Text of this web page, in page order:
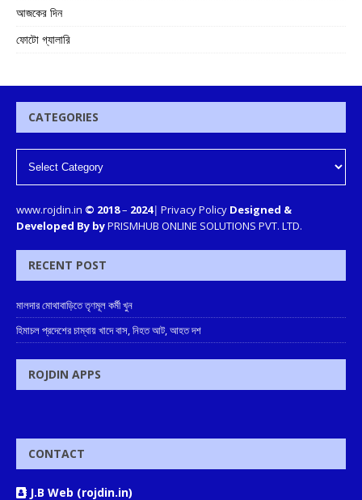
আজকের দিন
ফোটো গ্যালারি
CATEGORIES
www.rojdin.in © 2018– 2024| Privacy Policy Designed &
Developed By byPRISMHUB ONLINE SOLUTIONS PVT. LTD.
RECENT POST
মালদার মোথাবাড়িতে তৃণমূল কর্মী খুন
হিমাচল প্রদেশের চাম্বায় খাদে বাস, নিহত আট, আহত দশ
ROJDIN APPS
CONTACT
J.B Web (rojdin.in)